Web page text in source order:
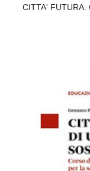
CITTA' FUTURA.